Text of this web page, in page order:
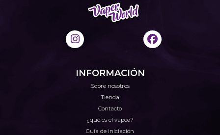
INFORMACIÓN
Sobre nosotros
Tienda
Contacto
¿qué es el vapeo?
Guía de iniciación